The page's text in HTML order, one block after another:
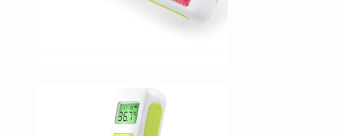
فيتامين
ب